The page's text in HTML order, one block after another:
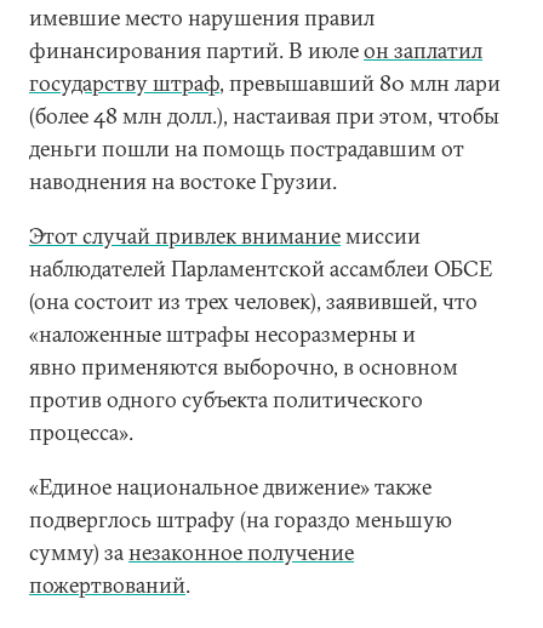
имевшие место нарушения правил
финансирования партий. В июлеон заплатил
государству штраф, превышавший 80 млн лари
(более 48 млн долл.), настаивая при этом, чтобы
деньги пошли на помощь пострадавшим от
наводнения на востоке Грузии.
Этот случай привлек вниманиемиссии
наблюдателей Парламентской ассамблеи ОБСЕ
(она состоит из трех человек), заявившей, что
«наложенные штрафы несоразмерны и
явно применяются выборочно, в основном
против одного субъекта политического
процесса».
«Единое национальное движение» также
подверглось штрафу (на гораздо меньшую
сумму) занезаконное получение
пожертвований.